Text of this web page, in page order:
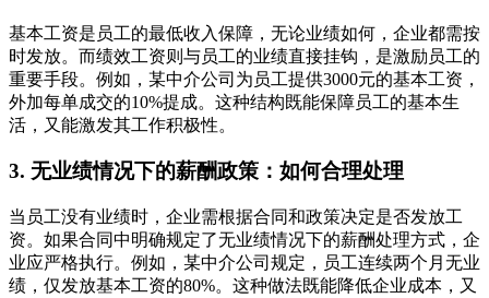
基本工资是员工的最低收入保障，无论业绩如何，企业都需按
时发放。而绩效工资则与员工的业绩直接挂钩，是激励员工的
重要手段。例如，某中介公司为员工提供3000元的基本工资，
外加每单成交的10%提成。这种结构既能保障员工的基本生
活，又能激发其工作积极性。
3. 无业绩情况下的薪酬政策：如何合理处理
当员工没有业绩时，企业需根据合同和政策决定是否发放工
资。如果合同中明确规定了无业绩情况下的薪酬处理方式，企
业应严格执行。例如，某中介公司规定，员工连续两个月无业
绩，仅发放基本工资的80%。这种做法既能降低企业成本，又